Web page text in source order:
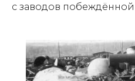
с заводов